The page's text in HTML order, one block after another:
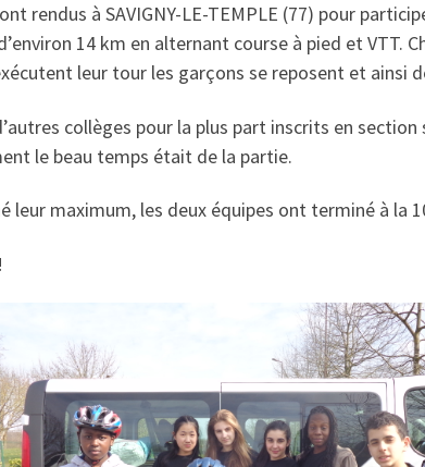
rendus à SAVIGNY-LE-TEMPLE (77) pour
14 km en alternant course à pied et VTT.
leur tour les garçons se reposent et ainsi
collèges pour la plus part inscrits en
le beau temps était de la partie.
leur maximum, les deux équipes ont terminé à la